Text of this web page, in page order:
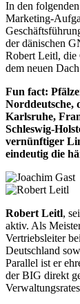
In den
Marketing-
der dänischen
Robert Leitl, die
dem neuen
Fun fact:
Norddeutsche,
Karlsruhe,
Schleswig-
vernünftiger
eindeutig die
Robert Leitl,
aktiv. Als
Vertriebsleiter
Deutschland
Parallel ist er
der BIG direkt